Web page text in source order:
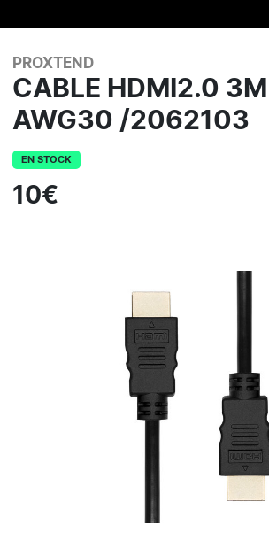
PROXTEND
CABLE HDMI2.0
AWG30 /2062103
EN STOCK
10€